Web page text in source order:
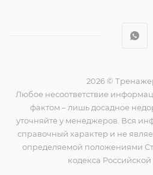
2026 ©
Любое несоответствие
фактом – лишь досадное
уточняйте у менеджеров. Вся
справочный характер и не
определяемой положениями
кодекса